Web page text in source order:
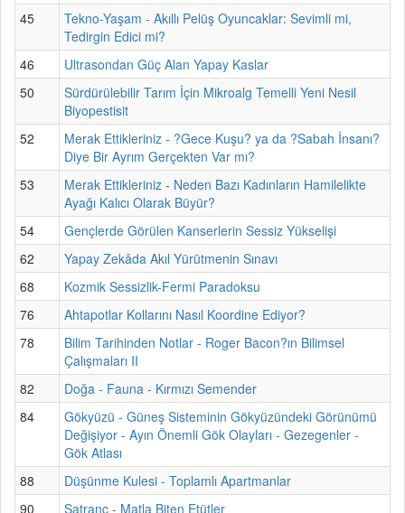
45
Tekno-Yaşam - Akıllı Pelüş Oyuncaklar: Sevimli mi,
Tedirgin Edici mi?
46
Ultrasondan Güç Alan Yapay Kaslar
50
Sürdürülebilir Tarım İçin Mikroalg Temelli Yeni Nesil
Biyopestisit
52
Merak Ettikleriniz - ?Gece Kuşu? ya da ?Sabah İnsanı?
Diye Bir Ayrım Gerçekten Var mı?
53
Merak Ettikleriniz - Neden Bazı Kadınların Hamilelikte
Ayağı Kalıcı Olarak Büyür?
54
Gençlerde Görülen Kanserlerin Sessiz Yükselişi
62
Yapay Zekâda Akıl Yürütmenin Sınavı
68
Kozmik Sessizlik-Fermi Paradoksu
76
Ahtapotlar Kollarını Nasıl Koordine Ediyor?
78
Bilim Tarihinden Notlar - Roger Bacon?ın Bilimsel
Çalışmaları II
82
Doğa - Fauna - Kırmızı Semender
84
Gökyüzü - Güneş Sisteminin Gökyüzündeki Görünümü
Değişiyor - Ayın Önemli Gök Olayları - Gezegenler -
Gök Atlası
88
Düşünme Kulesi - Toplamlı Apartmanlar
90
Satranç - Matla Biten Etütler